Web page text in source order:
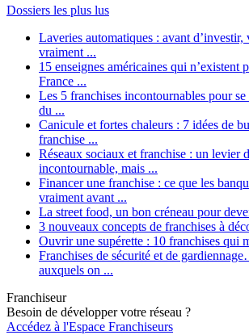
Dossiers les plus lus
Laveries automatiques : avant
vraiment ...
15 enseignes américaines qui n’existent
France ...
Les 5 franchises incontournables pour
du ...
Canicule et fortes chaleurs : 7 idées de
franchise ...
Réseaux sociaux et franchise : un levier
incontournable, mais ...
Financer une franchise : ce que les
vraiment avant ...
La street food, un bon créneau pour
3 nouveaux concepts de franchises à
Ouvrir une supérette : 10 franchises qui
Franchises de sécurité et de
auxquels on ...
Franchiseur
Besoin de développer votre réseau ?
Accédez à l'Espace Franchiseurs